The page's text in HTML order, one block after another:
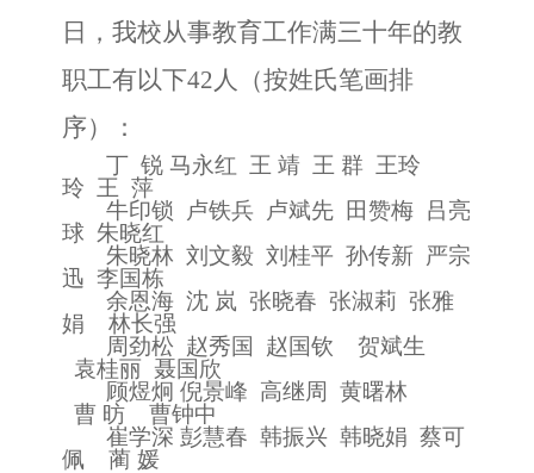
日，我校从事教育工作满三十年的教
职工有以下42人（按姓氏笔画排
序）：
丁 锐 马永红 王 靖 王 群 王玲
玲 王 萍
牛印锁
卢铁兵 卢斌先 田赞梅 吕亮
球 朱晓红
朱晓林 刘文毅 刘桂平 孙传新
严宗
迅 李国栋
余恩海 沈 岚 张晓春 张淑莉 张雅
娟
林长强
周劲松 赵秀国 赵国钦
贺斌生
袁桂丽 聂国欣
顾煜炯 倪景峰 高继周
黄曙林
曹 昉
曹钟中
崔学深 彭慧春 韩振兴 韩晓娟 蔡可
佩
蔺 媛